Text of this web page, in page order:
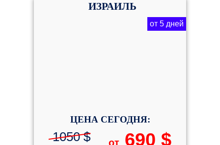
ИЗРАИЛЬ
от 5 дней
ЦЕНА СЕГОДНЯ:
1050 $ от 690 $